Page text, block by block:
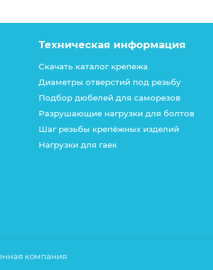
Техническая информация
Скачать каталог крепежа
Диаметры отверстий под резьбу
Подбор дюбелей для саморезов
Разрушающие нагрузки для болтов
Шаг резьбы крепёжных изделий
Нагрузки для гаек